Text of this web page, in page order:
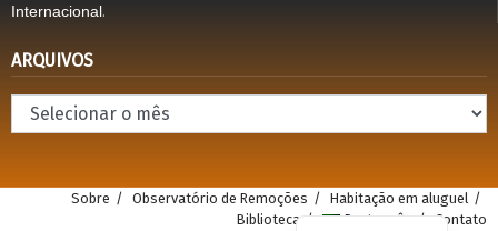
Internacional .
ARQUIVOS
Arquivos
Sobre Observatório de Remoções
Habitação em aluguel
Biblioteca
Português Contato